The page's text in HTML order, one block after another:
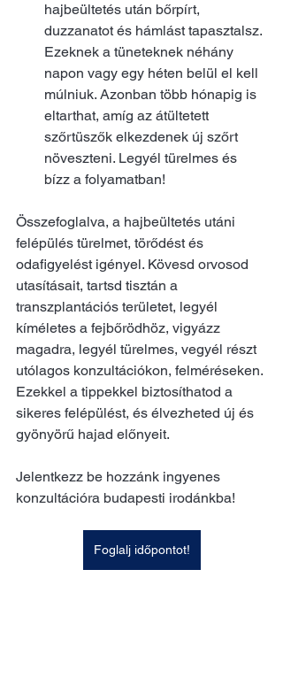
hajbeültetés után bőrpírt,
duzzanatot és hámlást tapasztalsz.
Ezeknek a tüneteknek néhány
napon vagy egy héten belül el kell
múlniuk. Azonban több hónapig is
eltarthat, amíg az átültetett
szőrtüszők elkezdenek új szőrt
növeszteni. Legyél türelmes és
bízz a folyamatban!
Összefoglalva, a hajbeültetés utáni
felépülés türelmet, törődést és
odafigyelést igényel. Kövesd orvosod
utasításait, tartsd tisztán a
transzplantációs területet, legyél
kíméletes a fejbőrödhöz, vigyázz
magadra, legyél türelmes, vegyél részt
utólagos konzultációkon, felméréseken.
Ezekkel a tippekkel biztosíthatod a
sikeres felépülést, és élvezheted új és
gyönyörű hajad előnyeit.
Jelentkezz be hozzánk ingyenes
konzultációra budapesti irodánkba!
Foglalj időpontot!